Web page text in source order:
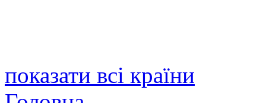
показати всі країни